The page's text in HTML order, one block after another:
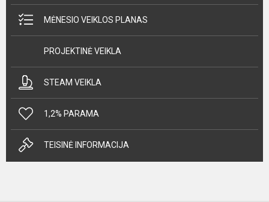
MĖNESIO VEIKLOS PLANAS
PROJEKTINĖ VEIKLA
STEAM VEIKLA
1,2% PARAMA
TEISINĖ INFORMACIJA